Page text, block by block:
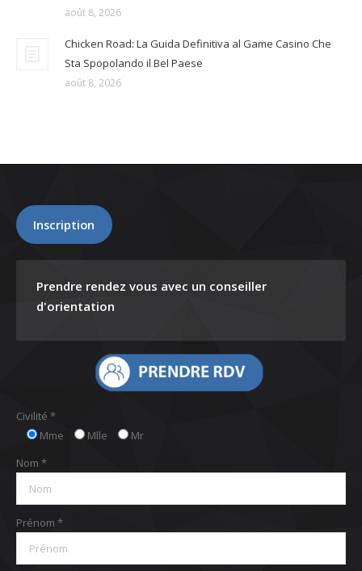
août 8, 2026
Chicken Road: La Guida Definitiva al Game Casino Che
Sta Spopolando il Bel Paese
août 8, 2026
Inscription
Prendre rendez vous avec un conseiller
d'orientation
Civilité *
Mme
Mlle
Mr
Nom *
Prénom *